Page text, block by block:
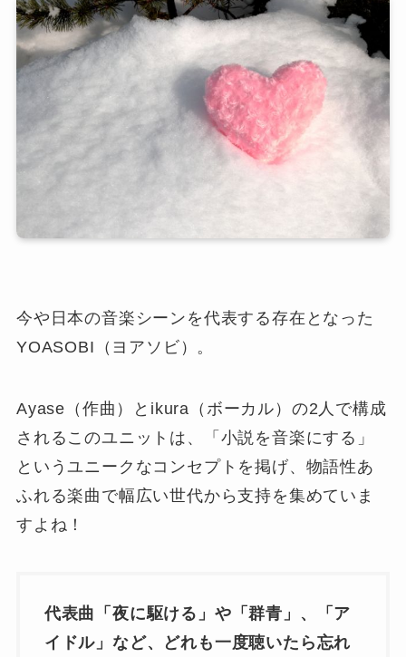
今や日本の音楽シーンを代表する存在となった
YOASOBI（ヨアソビ）。
Ayase（作曲）とikura（ボーカル）の2人で構成
されるこのユニットは、「小説を音楽にする」
というユニークなコンセプトを掲げ、物語性あ
ふれる楽曲で幅広い世代から支持を集めていま
すよね！
代表曲「夜に駆ける」や「群青」、「ア
イドル」など、どれも一度聴いたら忘れ